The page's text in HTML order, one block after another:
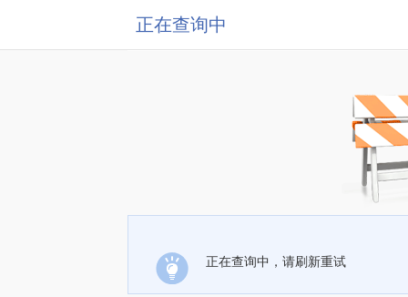
正在查询中
正在查询中，请刷新重试